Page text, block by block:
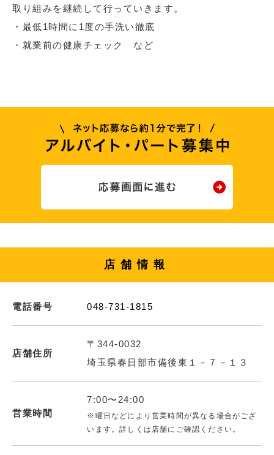
取り組みを継続して行っていきます。
・最低1時間に1度の手洗い徹底
・就業前の健康チェック など
店舗情報
電話番号 048-731-1815
店舗住所
〒344-0032
埼玉県春日部市備後東１－７－１３
営業時間
7:00〜24:00
※曜日などにより営業時間が異なる場合がござ
います。詳しくは店舗にご確認ください。